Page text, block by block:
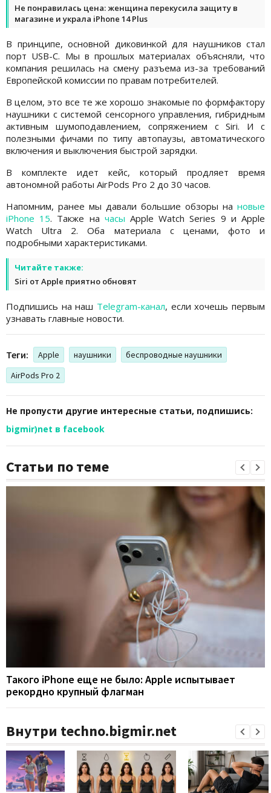
Не понравилась цена: женщина перекусила защиту в
магазине и украла iPhone 14 Plus
В принципе, основной диковинкой для наушников стал
порт USB-C. Мы в прошлых материалах объясняли, что
компания решилась на смену разъема из-за требований
Европейской комиссии по правам потребителей.
В целом, это все те же хорошо знакомые по формфактору
наушники с системой сенсорного управления, гибридным
активным шумоподавлением, сопряжением с Siri. И с
полезными фичами по типу автопаузы, автоматического
включения и выключения быстрой зарядки.
В комплекте идет кейс, который продляет время
автономной работы AirPods Pro 2 до 30 часов.
Напомним, ранее мы давали большие обзоры на новые
iPhone 15. Также на часы Apple Watch Series 9 и Apple
Watch Ultra 2. Оба материала с ценами, фото и
подробными характеристиками.
Читайте также:
Siri от Apple приятно обновят
Подпишись на наш Telegram-канал, если хочешь первым
узнавать главные новости.
Теги: Apple наушники
беспроводные наушники
AirPods Pro 2
Не пропусти другие интересные статьи, подпишись:
bigmir)net в facebook
Статьи по теме
Такого iPhone еще не было: Apple испытывает
рекордно крупный флагман
Внутри techno.bigmir.net